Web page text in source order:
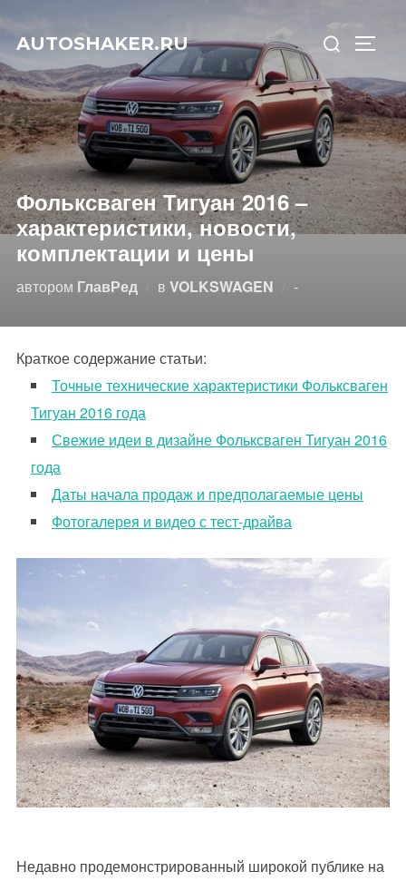
содержимому
AUTOSHAKER.RU
Фольксваген Тигуан 2016 –
характеристики, новости,
комплектации и цены
автором ГлавРед в VOLKSWAGEN -Опубликовано
Краткое содержание статьи:
Точные технические характеристики Фольксваген
Тигуан 2016 года
Свежие идеи в дизайне Фольксваген Тигуан 2016
года
Даты начала продаж и предполагаемые цены
Фотогалерея и видео с тест-драйва
Недавно продемонстрированный широкой публике на